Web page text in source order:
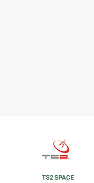
TS2 SPACE